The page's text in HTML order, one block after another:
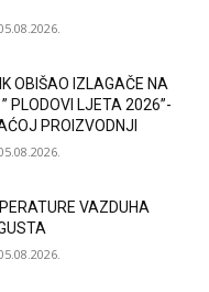
OBIŠAO IZLAGAČE NA
PLODOVI LJETA 2026”-
PROIZVODNJI
VAZDUHA